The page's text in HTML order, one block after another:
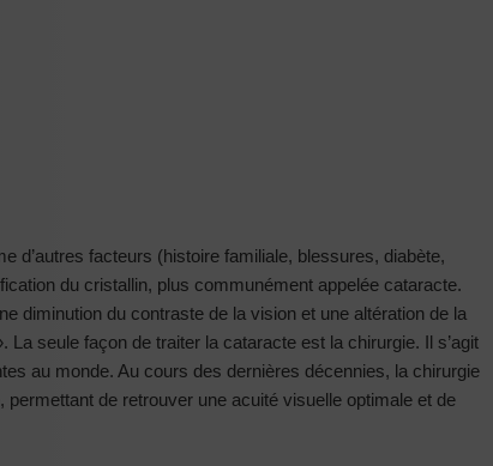
d’autres facteurs (histoire familiale, blessures, diabète,
du cristallin, plus communément appelée cataracte.
diminution du contraste de la vision et une altération de la
seule façon de traiter la cataracte est la chirurgie. Il s’agit
au monde. Au cours des dernières décennies, la chirurgie
de retrouver une acuité visuelle optimale et de